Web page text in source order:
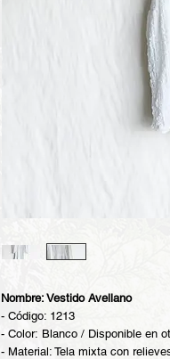
Nombre: Vestido Avellano
- Código: 1213
- Color: Blanco / Disponible en
- Material: Tela mixta con